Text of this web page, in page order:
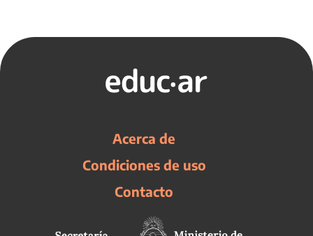
Acerca de
Condiciones de uso
Contacto